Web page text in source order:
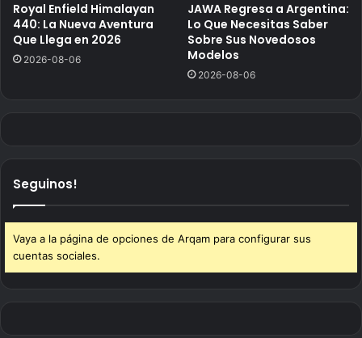
Royal Enfield Himalayan
440: La Nueva Aventura
Que Llega en 2026
2026-08-06
JAWA Regresa a Argentina:
Lo Que Necesitas Saber
Sobre Sus Novedosos
Modelos
2026-08-06
Seguinos!
Vaya a la página de opciones de Arqam para configurar sus
cuentas sociales.